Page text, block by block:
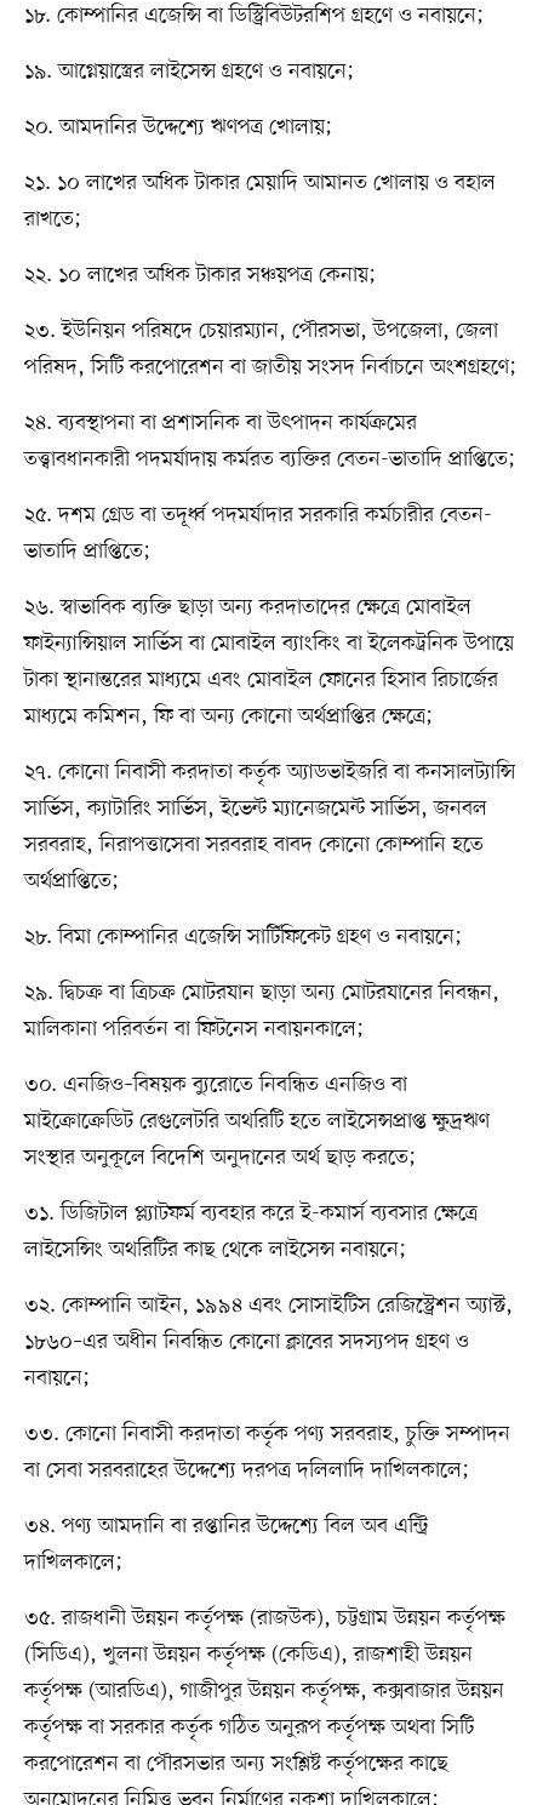
১৮. কোম্পানির এজেন্সি বা ডিস্ট্রিবিউটরশিপ গ্রহণে ও নবায়নে;
১৯. আগ্নেয়াস্ত্রের লাইসেন্স গ্রহণে ও নবায়নে;
২০. আমদানির উদ্দেশ্যে ঋণপত্র খোলায়;
২১. ১০ লাখের অধিক টাকার মেয়াদি আমানত খোলায় ও বহাল
রাখতে;
২২. ১০ লাখের অধিক টাকার সঞ্চয়পত্র কেনায়;
২৩. ইউনিয়ন পরিষদে চেয়ারম্যান, পৌরসভা, উপজেলা, জেলা
পরিষদ, সিটি করপোরেশন বা জাতীয় সংসদ নির্বাচনে অংশগ্রহণে;
২৪. ব্যবস্থাপনা বা প্রশাসনিক বা উৎপাদন কার্যক্রমের
তত্ত্বাবধানকারী পদমর্যাদায় কর্মরত ব্যক্তির বেতন-ভাতাদি প্রাপ্তিতে;
২৫. দশম গ্রেড বা তদূর্ধ্ব পদমর্যাদার সরকারি কর্মচারীর বেতন-
ভাতাদি প্রাপ্তিতে;
২৬. স্বাভাবিক ব্যক্তি ছাড়া অন্য করদাতাদের ক্ষেত্রে মোবাইল
ফাইন্যান্সিয়াল সার্ভিস বা মোবাইল ব্যাংকিং বা ইলেকট্রনিক উপায়ে
টাকা স্থানান্তরের মাধ্যমে এবং মোবাইল ফোনের হিসাব রিচার্জের
মাধ্যমে কমিশন, ফি বা অন্য কোনো অর্থপ্রাপ্তির ক্ষেত্রে;
২৭. কোনো নিবাসী করদাতা কর্তৃক অ্যাডভাইজরি বা কনসালট্যান্সি
সার্ভিস, ক্যাটারিং সার্ভিস, ইভেন্ট ম্যানেজমেন্ট সার্ভিস, জনবল
সরবরাহ, নিরাপত্তাসেবা সরবরাহ বাবদ কোনো কোম্পানি হতে
অর্থপ্রাপ্তিতে;
২৮. বিমা কোম্পানির এজেন্সি সার্টিফিকেট গ্রহণ ও নবায়নে;
২৯. দ্বিচক্র বা ত্রিচক্র মোটরযান ছাড়া অন্য মোটরযানের নিবন্ধন,
মালিকানা পরিবর্তন বা ফিটনেস নবায়নকালে;
৩০. এনজিও–বিষয়ক ব্যুরোতে নিবন্ধিত এনজিও বা
মাইক্রোক্রেডিট রেগুলেটরি অথরিটি হতে লাইসেন্সপ্রাপ্ত ক্ষুদ্রঋণ
সংস্থার অনুকূলে বিদেশি অনুদানের অর্থ ছাড় করতে;
৩১. ডিজিটাল প্ল্যাটফর্ম ব্যবহার করে ই-কমার্স ব্যবসার ক্ষেত্রে
লাইসেন্সিং অথরিটির কাছ থেকে লাইসেন্স নবায়নে;
৩২. কোম্পানি আইন, ১৯৯৪ এবং সোসাইটিস রেজিস্ট্রেশন অ্যাক্ট,
১৮৬০–এর অধীন নিবন্ধিত কোনো ক্লাবের সদস্যপদ গ্রহণ ও
নবায়নে;
৩৩. কোনো নিবাসী করদাতা কর্তৃক পণ্য সরবরাহ, চুক্তি সম্পাদন
বা সেবা সরবরাহের উদ্দেশ্যে দরপত্র দলিলাদি দাখিলকালে;
৩৪. পণ্য আমদানি বা রপ্তানির উদ্দেশ্যে বিল অব এন্ট্রি
দাখিলকালে;
৩৫. রাজধানী উন্নয়ন কর্তৃপক্ষ (রাজউক), চট্টগ্রাম উন্নয়ন কর্তৃপক্ষ
(সিডিএ), খুলনা উন্নয়ন কর্তৃপক্ষ (কেডিএ), রাজশাহী উন্নয়ন
কর্তৃপক্ষ (আরডিএ), গাজীপুর উন্নয়ন কর্তৃপক্ষ, কক্সবাজার উন্নয়ন
কর্তৃপক্ষ বা সরকার কর্তৃক গঠিত অনুরূপ কর্তৃপক্ষ অথবা সিটি
করপোরেশন বা পৌরসভার অন্য সংশ্লিষ্ট কর্তৃপক্ষের কাছে